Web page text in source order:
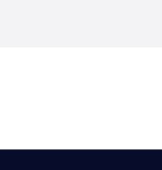
költséget nem tartalmazza.